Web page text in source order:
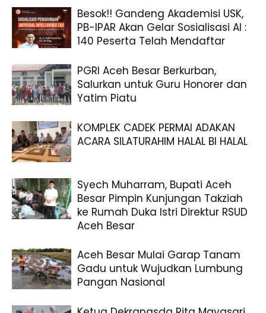
Besok!! Gandeng Akademisi USK,
PB-IPAR Akan Gelar Sosialisasi AI :
140 Peserta Telah Mendaftar
PGRI Aceh Besar Berkurban,
Salurkan untuk Guru Honorer dan
Yatim Piatu
KOMPLEK CADEK PERMAI ADAKAN
ACARA SILATURAHIM HALAL BI HALAL
Syech Muharram, Bupati Aceh
Besar Pimpin Kunjungan Takziah
ke Rumah Duka Istri Direktur RSUD
Aceh Besar
Aceh Besar Mulai Garap Tanam
Gadu untuk Wujudkan Lumbung
Pangan Nasional